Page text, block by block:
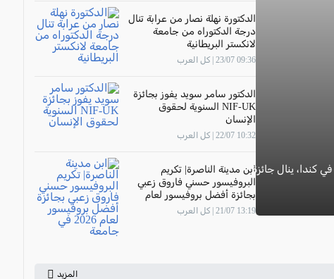
كندا، ينال جائزة
الدكتورة نهلة نصار من عرابة تنال
درجة الدكتوراه من جامعة
لانكستر البريطانية
09:36 23/07 | كل العرب
الدكتور سامر سويد يفوز بجائزة
NIF-UK السنوية لحقوق
الإنسان
10:32 22/07 | كل العرب
ابن مدينة الناصرة| تكريم
البروفيسور حسني فاروق زعبي
بجائزة أفضل بروفيسور لعام
2026 في جامعة "The New
13:19 21/07 | كل العرب
المزيد